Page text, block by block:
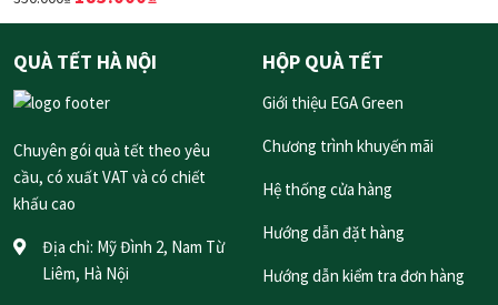
QUÀ TẾT HÀ NỘI
Chuyên gói quà tết theo yêu
cầu, có xuất VAT và có chiết
khấu cao
Địa chỉ: Mỹ Đình 2, Nam Từ
Liêm, Hà Nội
HỘP QUÀ TẾT
Giới thiệu EGA Green
Chương trình khuyến mãi
Hệ thống cửa hàng
Hướng dẫn đặt hàng
Hướng dẫn kiểm tra đơn hàng